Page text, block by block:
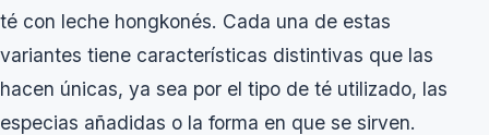
té con leche hongkonés. Cada una de estas
variantes tiene características distintivas que las
hacen únicas, ya sea por el tipo de té utilizado, las
especias añadidas o la forma en que se sirven.